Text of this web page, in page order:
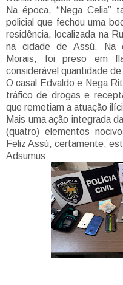
Na época, “Nega Celia”
policial que fechou uma
residência, localizada na
na cidade de Assú. Na
Morais, foi preso em
considerável quantidade de
O casal Edvaldo e Nega
tráfico de drogas e
que remetiam a atuação
Mais uma ação integrada
(quatro) elementos
Feliz Assú, certamente,
Adsumus